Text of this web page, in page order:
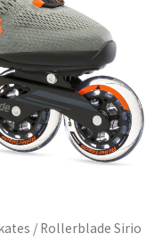
/ Rollerblade Sirio